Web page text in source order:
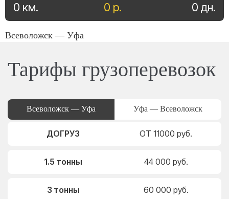
0 р.
0 км. 0 дн.
Всеволожск — Уфа
Тарифы грузоперевозок
Всеволожск — Уфа Уфа — Всеволожск
ДОГРУЗ ОТ 11000 руб.
1.5 тонны 44 000 руб.
3 тонны 60 000 руб.